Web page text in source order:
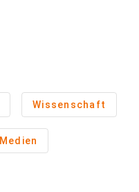
Wissenschaft
Medien